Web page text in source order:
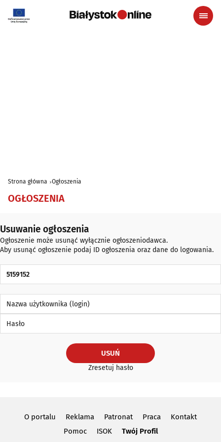
Strona główna Ogłoszenia
OGŁOSZENIA
Usuwanie ogłoszenia
Ogłoszenie może usunąć wyłącznie ogłoszeniodawca.
Aby usunąć ogłoszenie podaj ID ogłoszenia oraz dane do logowania.
USUŃ
Zresetuj hasło
O portalu Reklama Patronat Praca
Kontakt
Pomoc
ISOK Twój Profil